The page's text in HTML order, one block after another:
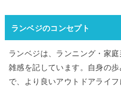
ランベジのコンセプト
ランベジは、ランニング・家
雑感を記しています。自身の
で、より良いアウトドアライ